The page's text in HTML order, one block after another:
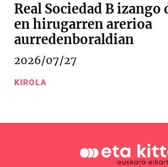
Real Sociedad B izango
en hirugarren arerioa
aurredenboraldian
2026/07/27
KIROLA